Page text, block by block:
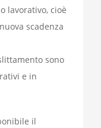
lavorativo, cioè
scadenza
sono
e in
il